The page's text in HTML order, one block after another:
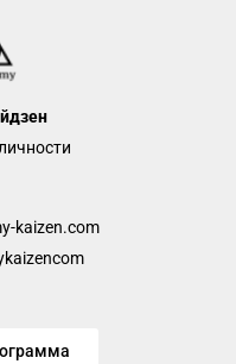
kaizen.com